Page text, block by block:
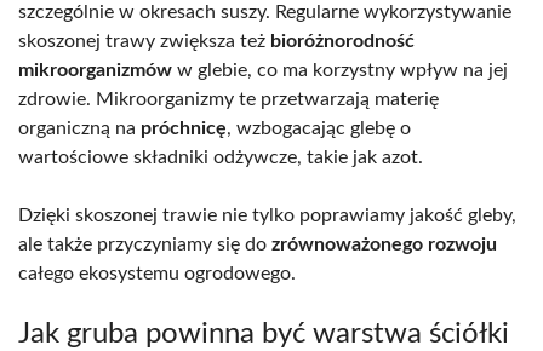
szczególnie w okresach suszy. Regularne wykorzystywanie
skoszonej trawy zwiększa też bioróżnorodność
mikroorganizmów w glebie, co ma korzystny wpływ na jej
zdrowie. Mikroorganizmy te przetwarzają materię
organiczną na próchnicę, wzbogacając glebę o
wartościowe składniki odżywcze, takie jak azot.
Dzięki skoszonej trawie nie tylko poprawiamy jakość gleby,
ale także przyczyniamy się do zrównoważonego rozwoju
całego ekosystemu ogrodowego.
Jak gruba powinna być warstwa ściółki